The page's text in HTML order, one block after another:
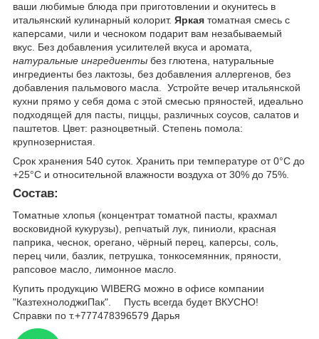
ваши любимые блюда при приготовлении и окунитесь в
итальянский кулинарный колорит. Яркая томатная смесь с
каперсами, чили и чесноком подарит вам незабываемый
вкус. Без добавления усилителей вкуса и аромата,
натуральные ингредиенты без глютена, натуральные
ингредиенты без лактозы, без добавления аллергенов, без
добавления пальмового масла. Устройте вечер итальянской
кухни прямо у себя дома с этой смесью пряностей, идеально
подходящей для пасты, пиццы, различных соусов, салатов и
паштетов. Цвет: разноцветный. Степень помола:
крупнозернистая.
Срок хранения 540 суток. Хранить при температуре от 0°С до
+25°C и относительной влажности воздуха от 30% до 75%.
Состав:
Томатные хлопья (концентрат томатной пасты, крахмал
восковидной кукурузы), репчатый лук, пиниоли, красная
паприка, чеснок, орегано, чёрный перец, каперсы, соль,
перец чили, базлик, петрушка, тонкосемянник, пряности,
рапсовое масло, лимонное масло.
Купить продукцию WIBERG можно в офисе компании
"КазтехнолоджиПак". ⠀ Пусть всегда будет ВКУСНО!
Справки по т.+777478396579 Дарья